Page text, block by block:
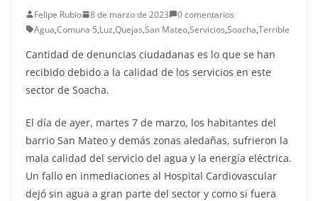
Felipe Rubio 8 de marzo de 2023
0 comentarios
Agua,Comuna 5,Luz,Quejas,San Mateo,Servicios,Soacha,Terrible
Cantidad de denuncias ciudadanas es lo que se han
recibido debido a la calidad de los servicios en este
sector de Soacha.
El día de ayer, martes 7 de marzo, los habitantes del
barrio San Mateo y demás zonas aledañas, sufrieron la
mala calidad del servicio del agua y la energía eléctrica.
Un fallo en inmediaciones al Hospital Cardiovascular
dejó sin agua a gran parte del sector y como si fuera